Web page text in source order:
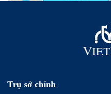
Trụ sở chính